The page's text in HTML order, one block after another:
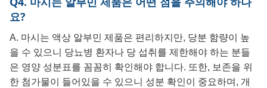
요?
A. 마시는 액상 알부민 제품은 편리하지만, 당분 함량이 높
을 수 있으니 당뇨병 환자나 당 섭취를 제한해야 하는 분들
은 영양 성분표를 꼼꼼히 확인해야 합니다. 또한, 보존을 위
한 첨가물이 들어있을 수 있으니 성분 확인이 중요하며, 개